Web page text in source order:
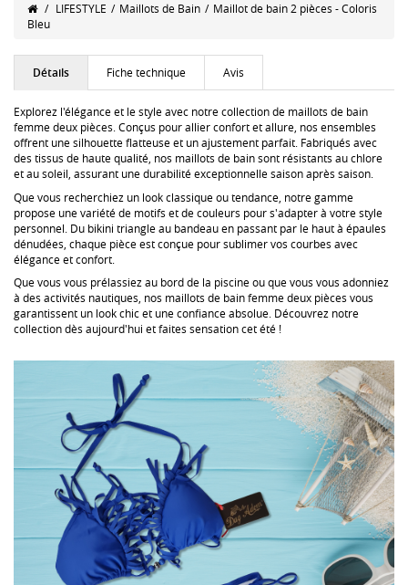
/ LIFESTYLE / Maillots de Bain / Maillot de bain 2 pièces - Coloris
Bleu
Détails Fiche technique Avis
Explorez l'élégance et le style avec notre collection de maillots de bain
femme deux pièces. Conçus pour allier confort et allure, nos ensembles
offrent une silhouette flatteuse et un ajustement parfait. Fabriqués avec
des tissus de haute qualité, nos maillots de bain sont résistants au chlore
et au soleil, assurant une durabilité exceptionnelle saison après saison.
Que vous recherchiez un look classique ou tendance, notre gamme
propose une variété de motifs et de couleurs pour s'adapter à votre style
personnel. Du bikini triangle au bandeau en passant par le haut à épaules
dénudées, chaque pièce est conçue pour sublimer vos courbes avec
élégance et confort.
Que vous vous prélassiez au bord de la piscine ou que vous vous adonniez
à des activités nautiques, nos maillots de bain femme deux pièces vous
garantissent un look chic et une confiance absolue. Découvrez notre
collection dès aujourd'hui et faites sensation cet été !